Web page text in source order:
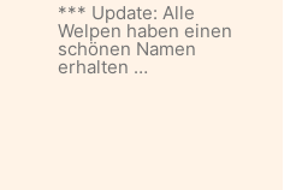
*** Update: Alle
Welpen haben einen
schönen Namen
erhalten …